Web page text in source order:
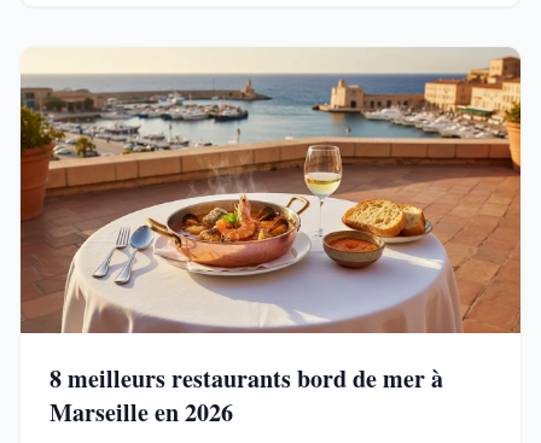
8 meilleurs restaurants bord de mer à
Marseille en 2026